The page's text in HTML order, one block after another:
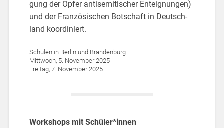
gung der Opfer an­ti­se­mi­ti­scher Ent­eig­nun­gen)
und der Fran­zö­si­schen Bot­schaft in Deutsch­
land ko­or­di­niert.
Schu­len in Ber­lin und Bran­den­burg
Mitt­woch, 5. No­vem­ber 2025
Frei­tag, 7. No­vem­ber 2025
Work­shops mit Schü­ler*innen